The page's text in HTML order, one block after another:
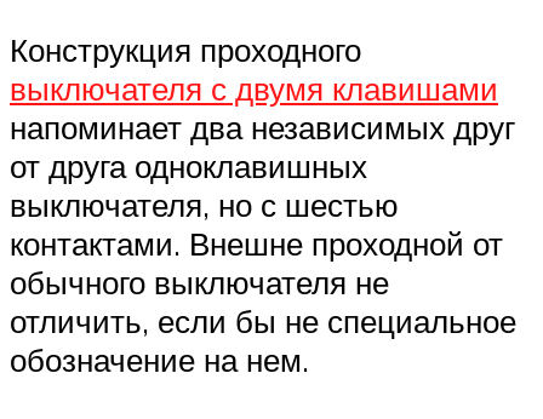
Конструкция проходного
выключателя с двумя клавишами
напоминает два независимых друг
от друга одноклавишных
выключателя, но с шестью
контактами. Внешне проходной от
обычного выключателя не
отличить, если бы не специальное
обозначение на нем.